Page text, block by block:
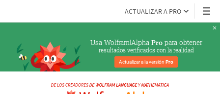
ACTUALIZAR A PRO
Usa Wolfram|Alpha Pro para obtener
resultados verificados con la realidad
Actualizar a la versión Pro